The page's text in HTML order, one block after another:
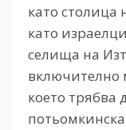
като столица
като
селища на
включително
което трябва